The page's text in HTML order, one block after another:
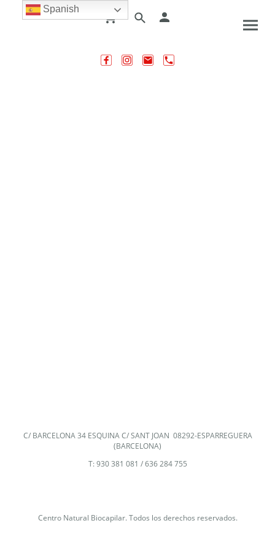
C/ BARCELONA 34 ESQUINA C/ SANT JOAN 08292-ESPARREGUERA
(BARCELONA)
T: 930 381 081 / 636 284 755
Centro Natural Biocapilar. Todos los derechos reservados.
Spanish